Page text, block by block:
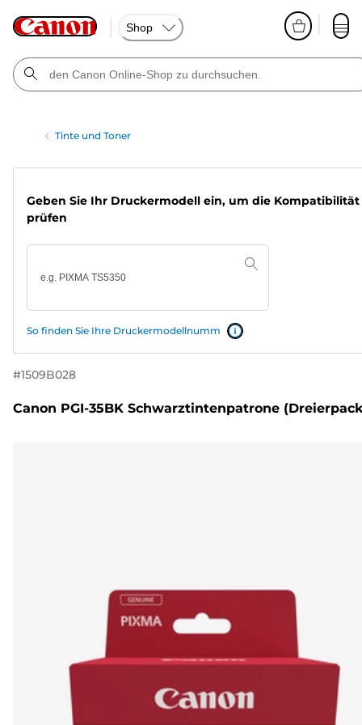
Shop
Tinte und Toner
Geben Sie Ihr Druckermodell ein, um die Kompatibilität
prüfen
So finden Sie Ihre Druckermodellnumm
#1509B028
Canon PGI-35BK Schwarztintenpatrone